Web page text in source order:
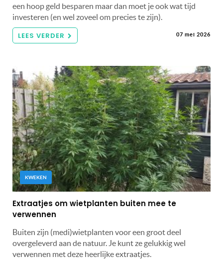
een hoop geld besparen maar dan moet je ook wat tijd
investeren (en wel zoveel om precies te zijn).
LEES VERDER 07 mei 2026
KWEKEN
Extraatjes om wietplanten buiten mee te
verwennen
Buiten zijn (medi)wietplanten voor een groot deel
overgeleverd aan de natuur. Je kunt ze gelukkig wel
verwennen met deze heerlijke extraatjes.